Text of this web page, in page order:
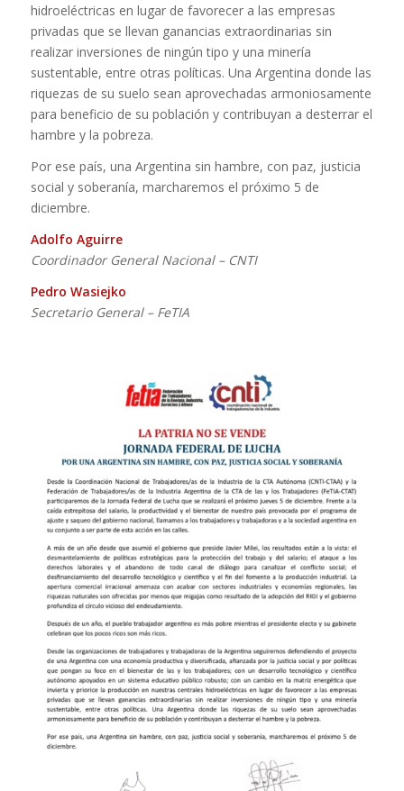
hidroeléctricas en lugar de favorecer a las empresas
privadas que se llevan ganancias extraordinarias sin
realizar inversiones de ningún tipo y una minería
sustentable, entre otras políticas. Una Argentina donde las
riquezas de su suelo sean aprovechadas armoniosamente
para beneficio de su población y contribuyan a desterrar el
hambre y la pobreza.
Por ese país, una Argentina sin hambre, con paz, justicia
social y soberanía, marcharemos el próximo 5 de
diciembre.
Adolfo Aguirre
Coordinador General Nacional – CNTI
Pedro Wasiejko
Secretario General – FeTIA